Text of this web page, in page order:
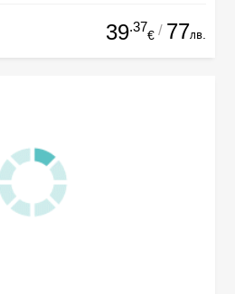
39.37
€ / 77лв.